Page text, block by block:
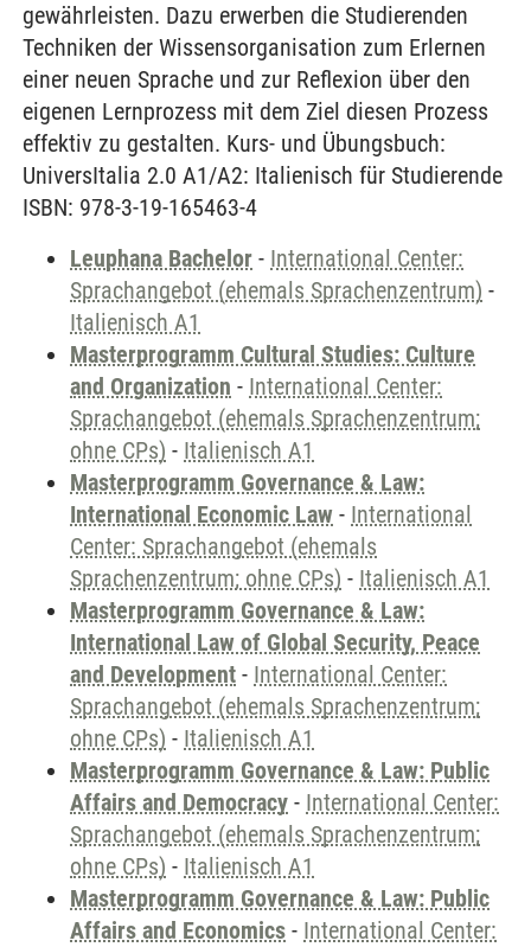
gewährleisten. Dazu erwerben die Studierenden
Techniken der Wissensorganisation zum Erlernen
einer neuen Sprache und zur Reflexion über den
eigenen Lernprozess mit dem Ziel diesen Prozess
effektiv zu gestalten. Kurs- und Übungsbuch:
UniversItalia 2.0 A1/A2: Italienisch für Studierende
ISBN: 978-3-19-165463-4
Leuphana Bachelor - International Center:
Sprachangebot (ehemals Sprachenzentrum) -
Italienisch A1
Masterprogramm Cultural Studies: Culture
and Organization - International Center:
Sprachangebot (ehemals Sprachenzentrum;
ohne CPs) - Italienisch A1
Masterprogramm Governance & Law:
International Economic Law - International
Center: Sprachangebot (ehemals
Sprachenzentrum; ohne CPs) - Italienisch A1
Masterprogramm Governance & Law:
International Law of Global Security, Peace
and Development - International Center:
Sprachangebot (ehemals Sprachenzentrum;
ohne CPs) - Italienisch A1
Masterprogramm Governance & Law: Public
Affairs and Democracy - International Center:
Sprachangebot (ehemals Sprachenzentrum;
ohne CPs) - Italienisch A1
Masterprogramm Governance & Law: Public
Affairs and Economics - International Center: